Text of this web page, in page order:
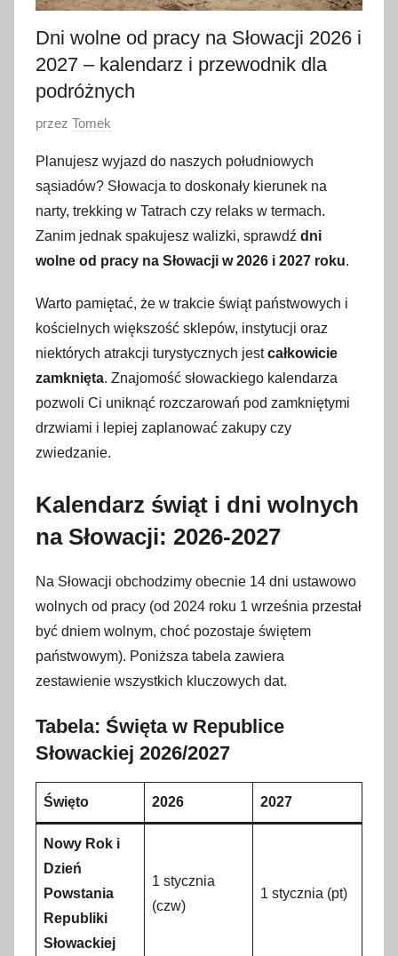
Dni wolne od pracy na Słowacji 2026 i
2027 – kalendarz i przewodnik dla
podróżnych
O
u
b
l
i
k
w
a
n
o
2
7
k
e
i
a
2
0
2
przez Tomek
Planujesz wyjazd do naszych południowych
sąsiadów? Słowacja to doskonały kierunek na
narty, trekking w Tatrach czy relaks w termach.
Zanim jednak spakujesz walizki, sprawdź dni
wolne od pracy na Słowacji w 2026 i 2027 roku.
Warto pamiętać, że w trakcie świąt państwowych i
kościelnych większość sklepów, instytucji oraz
niektórych atrakcji turystycznych jestcałkowicie
zamknięta. Znajomość słowackiego kalendarza
pozwoli Ci uniknąć rozczarowań pod zamkniętymi
drzwiami i lepiej zaplanować zakupy czy
zwiedzanie.
Kalendarz świąt i dni wolnych
na Słowacji: 2026-2027
Na Słowacji obchodzimy obecnie 14 dni ustawowo
wolnych od pracy (od 2024 roku 1 września przestał
być dniem wolnym, choć pozostaje świętem
państwowym). Poniższa tabela zawiera
zestawienie wszystkich kluczowych dat.
Tabela: Święta w Republice
Słowackiej 2026/2027
Święto 2026 2027
Nowy Rok i
Dzień
Powstania
Republiki
Słowackiej
1 stycznia
(czw)
1 stycznia (pt)